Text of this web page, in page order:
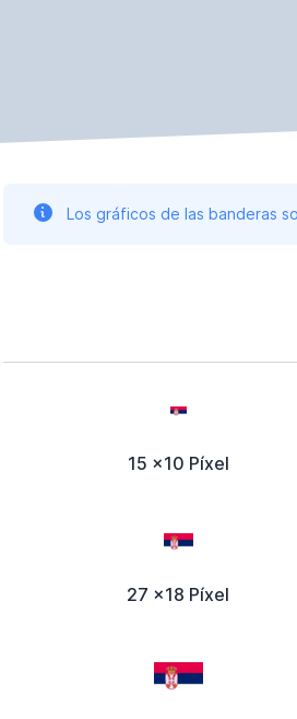
Los gráficos de las banderas
15 x10 Píxel
27 x18 Píxel